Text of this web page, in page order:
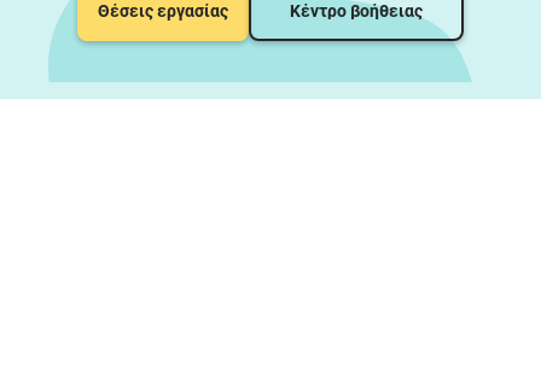
Θέσεις εργασίας Κέντρο βοήθειας